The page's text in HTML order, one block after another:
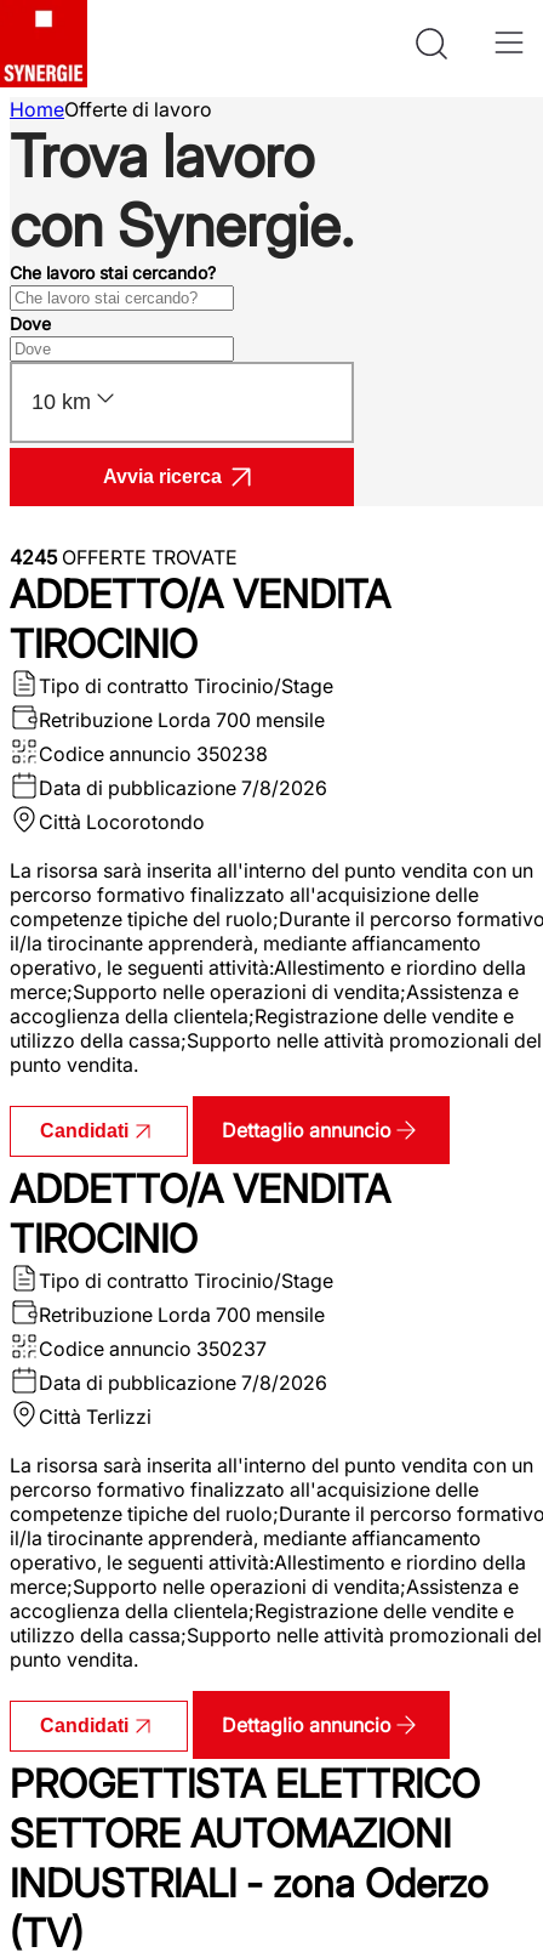
HomeOfferte di lavoro
Trova lavoro
con Synergie.
Che lavoro stai cercando?
Dove
10 km
Avvia ricerca
4245OFFERTE TROVATE
ADDETTO/A VENDITA
TIROCINIO
Tipo di contratto Tirocinio/Stage
Retribuzione Lorda 700 mensile
Codice annuncio 350238
Data di pubblicazione 7/8/2026
Città Locorotondo
La risorsa sarà inserita all'interno del punto vendita con un
percorso formativo finalizzato all'acquisizione delle
competenze tipiche del ruolo;Durante il percorso
il/la tirocinante apprenderà, mediante affiancamento
operativo, le seguenti attività:Allestimento e riordino della
merce;Supporto nelle operazioni di vendita;Assistenza e
accoglienza della clientela;Registrazione delle vendite e
utilizzo della cassa;Supporto nelle attività promozionali del
punto vendita.
Candidati Dettaglio annuncio
ADDETTO/A VENDITA
TIROCINIO
Tipo di contratto Tirocinio/Stage
Retribuzione Lorda 700 mensile
Codice annuncio 350237
Data di pubblicazione 7/8/2026
Città Terlizzi
La risorsa sarà inserita all'interno del punto vendita con un
percorso formativo finalizzato all'acquisizione delle
competenze tipiche del ruolo;Durante il percorso
il/la tirocinante apprenderà, mediante affiancamento
operativo, le seguenti attività:Allestimento e riordino della
merce;Supporto nelle operazioni di vendita;Assistenza e
accoglienza della clientela;Registrazione delle vendite e
utilizzo della cassa;Supporto nelle attività promozionali del
punto vendita.
Candidati Dettaglio annuncio
PROGETTISTA ELETTRICO
SETTORE AUTOMAZIONI
INDUSTRIALI - zona Oderzo
(TV)